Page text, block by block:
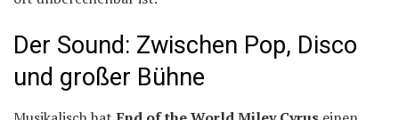
Der Sound: Zwischen Pop, Disco
und großer Bühne